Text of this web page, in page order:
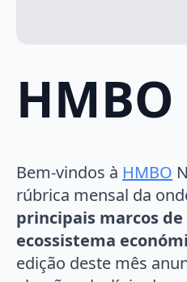
Bem-vindos à HMBO
rúbrica mensal da
principais marcos de
ecossistema
edição deste mês